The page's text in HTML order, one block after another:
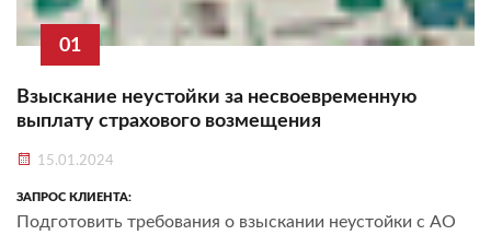
01
Взыскание неустойки за несвоевременную
выплату страхового возмещения
15.01.2024
ЗАПРОС КЛИЕНТА:
Подготовить требования о взыскании неустойки с АО